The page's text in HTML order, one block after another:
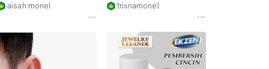
aisah monel
trisnamonel